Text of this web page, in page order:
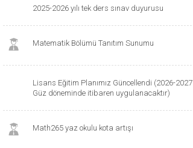
2025-2026 yılı tek ders sınav duyurusu
Matematik Bölümü Tanıtım Sunumu
Lisans Eğitim Planımız Güncellendi (2026-2027
Güz döneminde itibaren uygulanacaktır)
Math265 yaz okulu kota artışı